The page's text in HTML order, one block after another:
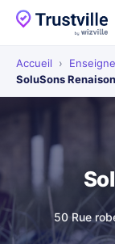
Accueil ›
SoluSons Renaison
50 Rue